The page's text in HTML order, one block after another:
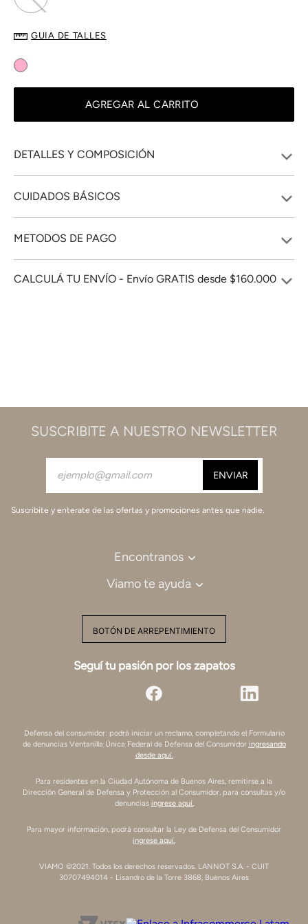
GUIA DE TALLES
AGREGAR AL CARRITO
DETALLES Y COMPOSICIÓN
CUIDADOS BÁSICOS
METODOS DE PAGO
CALCULÁ TU ENVÍO - Envío GRATIS desde $160.000
SUSCRIBITE A NUESTRO NEWSLETTER
Suscribite y enterate de las ofertas y promociones antes que nadie.
Encontranos
Viamo te ayuda
BOTÓN DE ARREPENTIMIENTO
Seguí tu pasión por los zapatos
Defensa del consumidor: podrá iniciar un reclamo, completando el Formulario
de denuncias Ventanilla Única Federal de Defensa del Consumidor ingresando
desde aquí.
Para residentes en la Ciudad Autónoma de Buenos Aires, remitirse a la
Dirección General de Defensa y Protección al Consumidor, para consultas y/o
denuncias ingrese aquí.
Para mayor información, podrá consultar la Ley de Defensa del Consumidor
ingrese aquí.
VIAMO ©2021. Todos los derechos reservados. LANNOT S.A. - CUIT
30707494014 - Lisandro de la Torre 3868, Buenos Aires